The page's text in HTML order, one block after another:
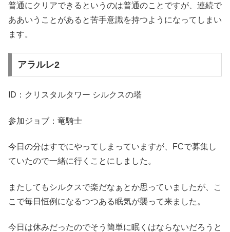
普通にクリアできるというのは普通のことですが、連続で
ああいうことがあると苦手意識を持つようになってしまい
ます。
アラルレ2
ID：クリスタルタワー シルクスの塔
参加ジョブ：竜騎士
今日の分はすでにやってしまっていますが、FCで募集し
ていたので一緒に行くことにしました。
またしてもシルクスで楽だなぁとか思っていましたが、こ
こで毎日恒例になるつつある眠気が襲って来ました。
今日は休みだったのでそう簡単に眠くはならないだろうと